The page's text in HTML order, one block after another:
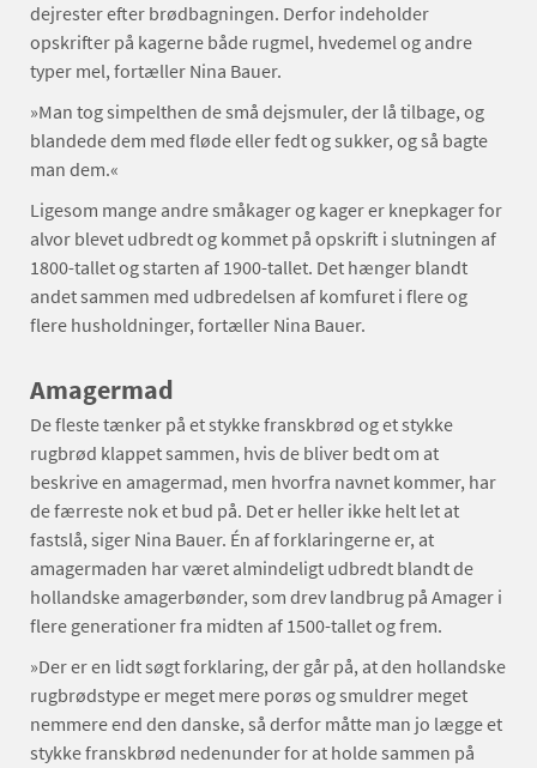
dejrester efter brødbagningen. Derfor indeholder
opskrifter på kagerne både rugmel, hvedemel og andre
typer mel, fortæller Nina Bauer.
»Man tog simpelthen de små dejsmuler, der lå tilbage, og
blandede dem med fløde eller fedt og sukker, og så bagte
man dem.«
Ligesom mange andre småkager og kager er knepkager for
alvor blevet udbredt og kommet på opskrift i slutningen af
1800-tallet og starten af 1900-tallet. Det hænger blandt
andet sammen med udbredelsen af komfuret i flere og
flere husholdninger, fortæller Nina Bauer.
Amagermad
De fleste tænker på et stykke franskbrød og et stykke
rugbrød klappet sammen, hvis de bliver bedt om at
beskrive en amagermad, men hvorfra navnet kommer, har
de færreste nok et bud på. Det er heller ikke helt let at
fastslå, siger Nina Bauer. Én af forklaringerne er, at
amagermaden har været almindeligt udbredt blandt de
hollandske amagerbønder, som drev landbrug på Amager i
flere generationer fra midten af 1500-tallet og frem.
»Der er en lidt søgt forklaring, der går på, at den hollandske
rugbrødstype er meget mere porøs og smuldrer meget
nemmere end den danske, så derfor måtte man jo lægge et
stykke franskbrød nedenunder for at holde sammen på